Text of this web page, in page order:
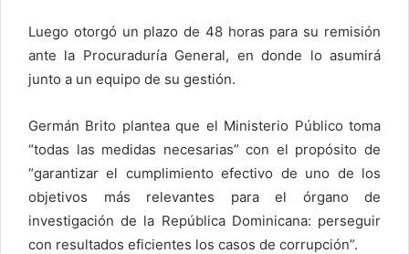
Luego otorgó un plazo de 48 horas para su remisión
ante la Procuraduría General, en donde lo asumirá
junto a un equipo de su gestión.
Germán Brito plantea que el Ministerio Público toma
“todas las medidas necesarias” con el propósito de
“garantizar el cumplimiento efectivo de uno de los
objetivos más relevantes para el órgano de
investigación de la República Dominicana: perseguir
con resultados eficientes los casos de corrupción”.